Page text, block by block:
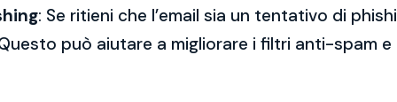
: Se ritieni che l’email sia un tentativo di
può aiutare a migliorare i filtri anti-spam